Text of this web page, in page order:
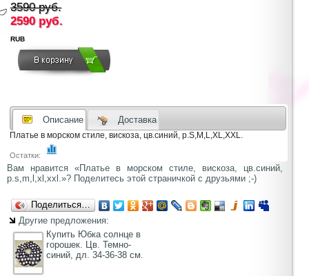
3590 руб.
2590 руб.
RUB
Описание Доставка
Платье в морском стиле, вискоза, цв.синий, р.S,M,L,XL,XXL.
Остатки:
Вам нравится «Платье в морском стиле, вискоза, цв.синий,
р.s,m,l,xl,xxl.»? Поделитесь этой страничкой с друзьями ;-)
Поделиться…
Другие предложения:
Купить Юбка солнце в
горошек. Цв. Темно-
синий, дл. 34-36-38 см.